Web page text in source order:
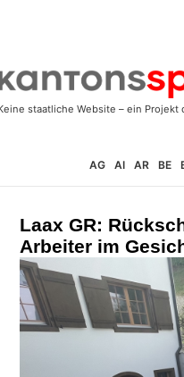
AG AI AR BE
Laax GR:
Arbeiter im